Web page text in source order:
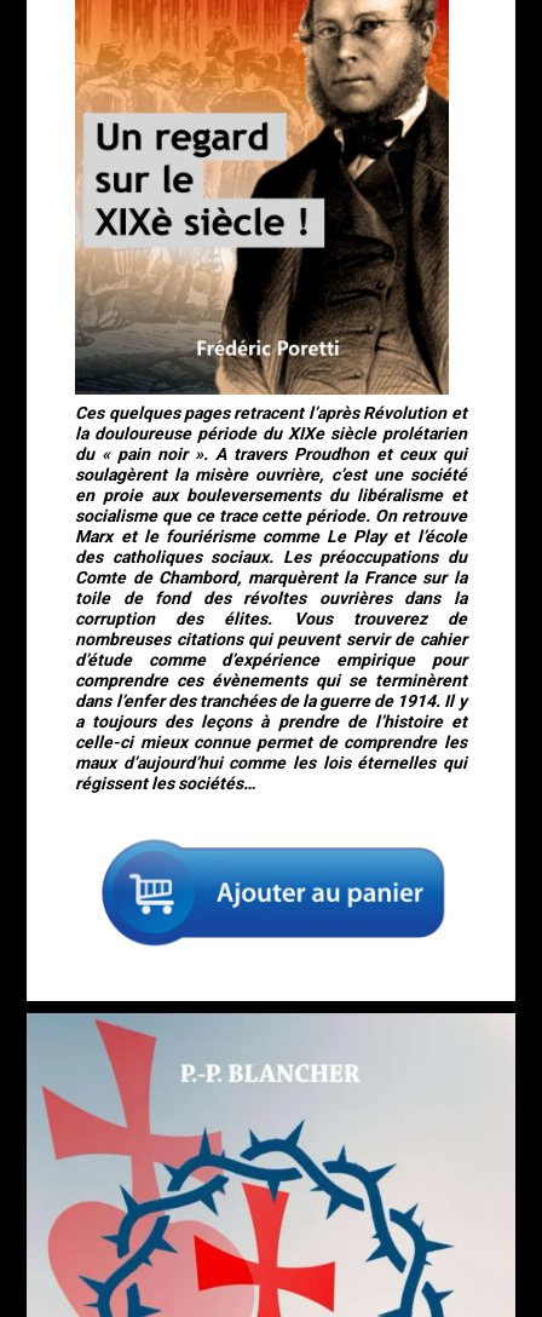
Ces quelques pages retracent l’après Révolution et
la douloureuse période du XIXe siècle prolétarien
du « pain noir ». A travers Proudhon et ceux qui
soulagèrent la misère ouvrière, c’est une société
en proie aux bouleversements du libéralisme et
socialisme que ce trace cette période. On retrouve
Marx et le fouriérisme comme Le Play et l’école
des catholiques sociaux. Les préoccupations du
Comte de Chambord, marquèrent la France sur la
toile de fond des révoltes ouvrières dans la
corruption des élites. Vous trouverez de
nombreuses citations qui peuvent servir de cahier
d’étude comme d’expérience empirique pour
comprendre ces évènements qui se terminèrent
dans l’enfer des tranchées de la guerre de 1914. Il y
a toujours des leçons à prendre de l’histoire et
celle-ci mieux connue permet de comprendre les
maux d’aujourd’hui comme les lois éternelles qui
régissent les sociétés…